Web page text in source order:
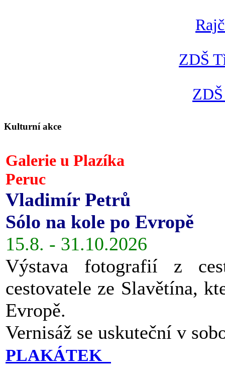
ZDŠ
Kulturní akce
Galerie u Plazíka
Peruc
Vladimír Petrů
Sólo na kole po Evropě
15.8. - 31.10.2026
Výstava fotografií z
cestovatele ze Slavětína,
Evropě.
Vernisáž se uskuteční v
PLAKÁTEK